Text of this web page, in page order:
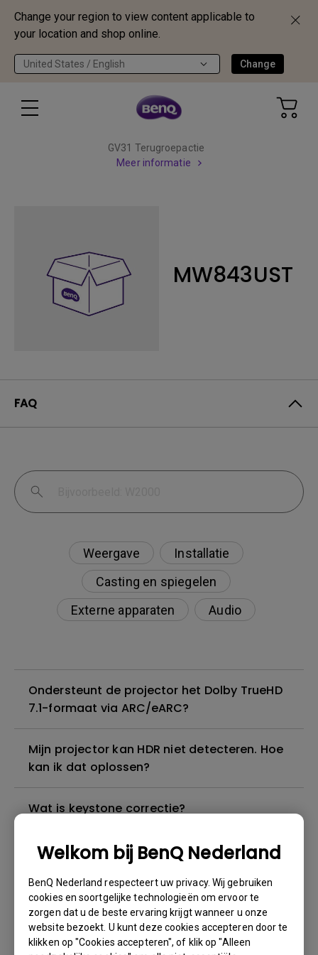
Change your region to view content applicable to
your location and shop online.
United States / English Change
Welkom bij BenQ Nederland
BenQ Nederland respecteert uw privacy. Wij gebruiken
cookies en soortgelijke technologieën om ervoor te
zorgen dat u de beste ervaring krijgt wanneer u onze
website bezoekt. U kunt deze cookies accepteren door te
klikken op "Cookies accepteren", of klik op "Alleen
GV31 Terugroepactie
Meer informatie
MW843UST
FAQ
Weergave
Installatie
Casting en spiegelen
Externe apparaten
Audio
Ondersteunt de projector het Dolby TrueHD
7.1-formaat via ARC/eARC?
Mijn projector kan HDR niet detecteren. Hoe
kan ik dat oplossen?
Wat is keystone correctie?
Ik kan geluid horen, maar het scherm wordt
altijd zwart wanneer ik mijn mobiele
apparaat met een kabel of adapter op de
projector aansluit en inhoud van Netflix,
Disney+, Hulu en andere probeer te
streamen. Hoe kan ik dit oplossen?